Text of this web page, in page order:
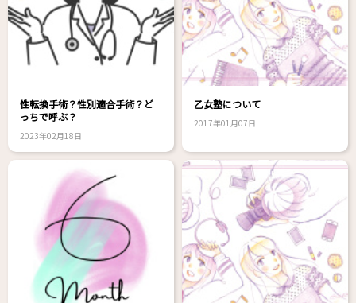
性転換手術？性別適合手術？ど
っちで呼ぶ？
2023年02月18日
乙女塾について
2017年01月07日